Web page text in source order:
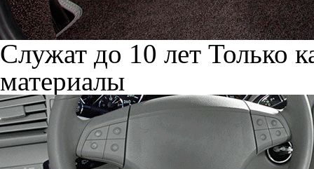
Служат до 10 лет Только
материалы